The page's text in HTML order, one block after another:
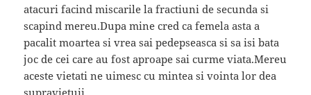
atacuri facind miscarile la fractiuni de secunda si
scapind mereu.Dupa mine cred ca femela asta a
pacalit moartea si vrea sai pedepseasca si sa isi bata
joc de cei care au fost aproape sai curme viata.Mereu
aceste vietati ne uimesc cu mintea si vointa lor dea
supravietuii.